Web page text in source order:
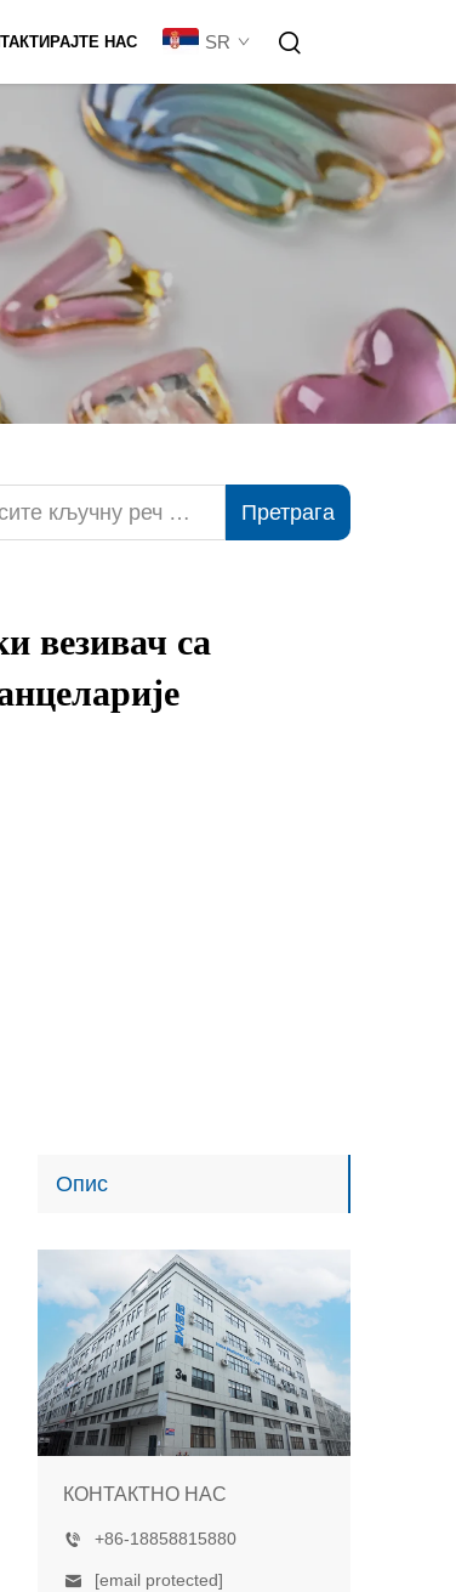
НАС SR
Претрага
везивач са
Опис
КОНТАКТНО НАС
+86-18858815880
[email protected]